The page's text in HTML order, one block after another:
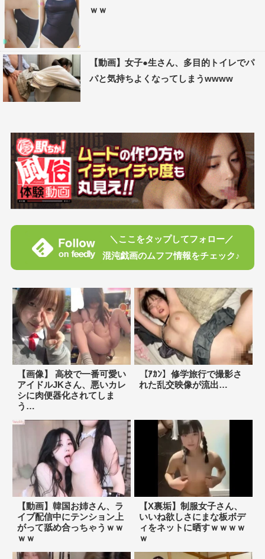
ｗｗ
【動画】女子●生さん、多目的トイレでパ
パと気持ちよくなってしまうwwww
＼ここをタップしてフォロー／
混沌戯画のムフフ情報をチェック♪
【画像】 高校で一番可愛い
アイドルJKさん、悪いカレ
シに肉便器化されてしま
う…
【ｱｶﾝ】修学旅行で撮影さ
れた乱交映像が流出…
【動画】韓国お姉さん、ラ
イブ配信中にテンション上
がって舐め合っちゃうｗｗ
ｗｗ
【X裏垢】制服女子さん、
いいね欲しさにまな板ボデ
ィをネットに晒すｗｗｗｗ
ｗ